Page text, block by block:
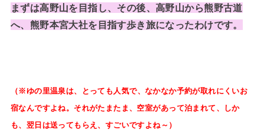
まずは高野山を目指し、その後、高野山から熊野古道
へ、熊野本宮大社を目指す歩き旅になったわけです。
（ ※ゆの里温泉は、とっても人気で、なかなか予約が取れにくいお
宿なんですよね。それがたまたま、空室があって泊まれて、しか
も、翌日は送ってもらえ、すごいですよね～）